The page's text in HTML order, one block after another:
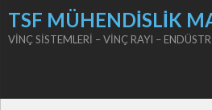
content
TSF MÜHENDİSLİK
VİNÇ SİSTEMLERİ – VİNÇ RAYI –